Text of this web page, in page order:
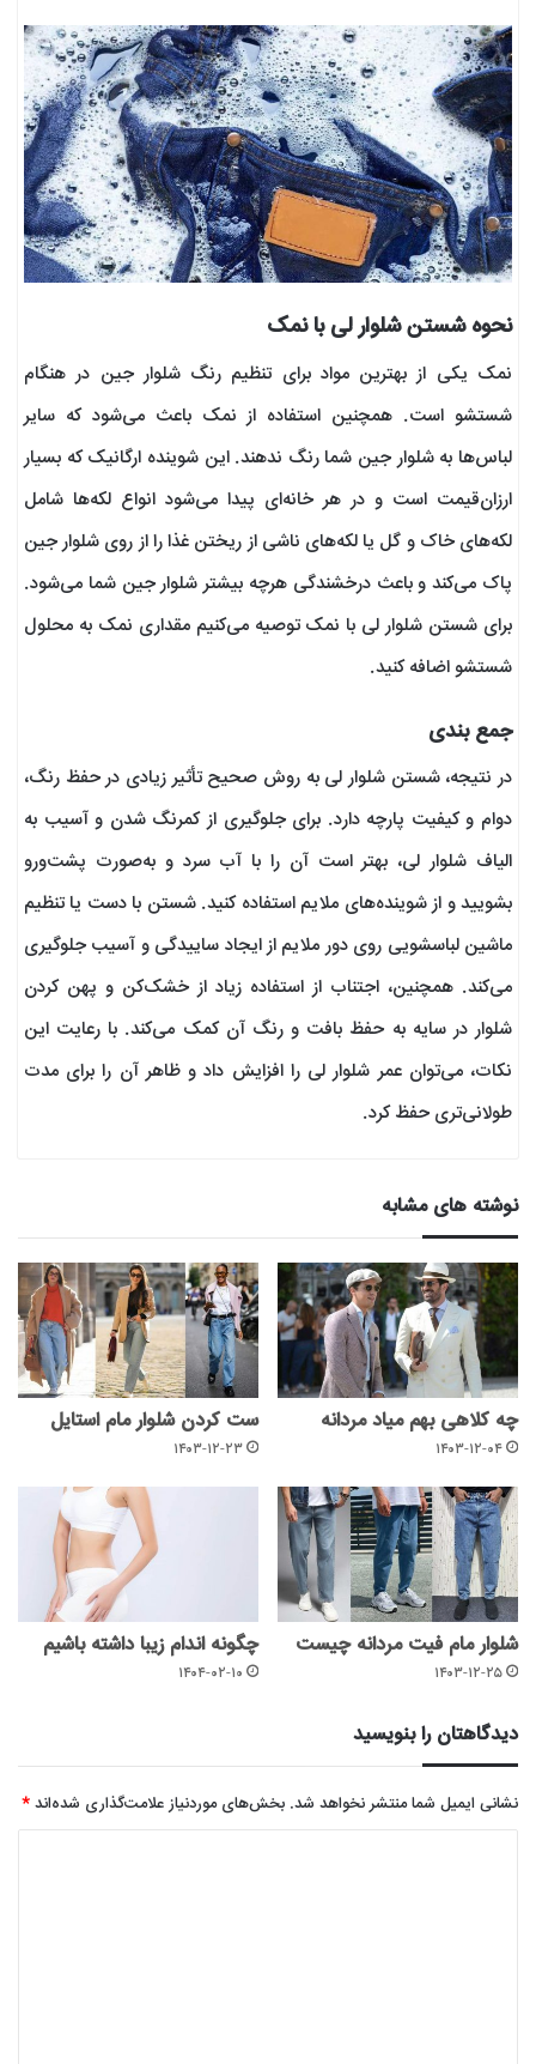
نحوه شستن شلوار لی با نمک
نمک یکی از بهترین مواد برای تنظیم رنگ شلوار جین در هنگام
شستشو است. همچنین استفاده از نمک باعث می‌شود که سایر
لباس‌ها به شلوار جین شما رنگ ندهند. این شوینده ارگانیک که بسیار
ارزان‌قیمت است و در هر خانه‌ای پیدا می‌شود انواع لکه‌ها شامل
لکه‌های خاک و گل یا لکه‌های ناشی از ریختن غذا را از روی شلوار جین
پاک می‌کند و باعث درخشندگی هرچه بیشتر شلوار جین شما می‌شود.
برای شستن شلوار لی با نمک توصیه می‌کنیم مقداری نمک به محلول
شستشو اضافه کنید.
جمع بندی
در نتیجه، شستن شلوار لی به روش صحیح تأثیر زیادی در حفظ رنگ،
دوام و کیفیت پارچه دارد. برای جلوگیری از کمرنگ شدن و آسیب به
الیاف شلوار لی، بهتر است آن را با آب سرد و به‌صورت پشت‌ورو
بشویید و از شوینده‌های ملایم استفاده کنید. شستن با دست یا تنظیم
ماشین لباسشویی روی دور ملایم از ایجاد ساییدگی و آسیب جلوگیری
می‌کند. همچنین، اجتناب از استفاده زیاد از خشک‌کن و پهن کردن
شلوار در سایه به حفظ بافت و رنگ آن کمک می‌کند. با رعایت این
نکات، می‌توان عمر شلوار لی را افزایش داد و ظاهر آن را برای مدت
طولانی‌تری حفظ کرد.
نوشته های مشابه
چه کلاهی بهم میاد مردانه
۱۴۰۳-۱۲-۰۴
ست کردن شلوار مام استایل
۱۴۰۳-۱۲-۲۳
شلوار مام فیت مردانه چیست
۱۴۰۳-۱۲-۲۵
چگونه اندام زیبا داشته باشیم
۱۴۰۴-۰۲-۱۰
دیدگاهتان را بنویسید
نشانی ایمیل شما منتشر نخواهد شد. بخش‌های موردنیاز علامت‌گذاری شده‌اند*